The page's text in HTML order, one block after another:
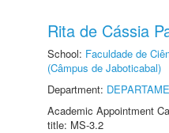
Rita de Cássia
School: Faculdade de
(Câmpus de Jaboticabal)
Department:
Academic Appointment
title: MS-3.2